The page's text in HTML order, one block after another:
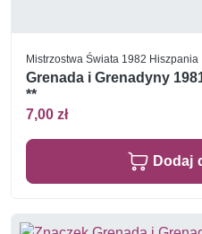
Mistrzostwa Świata 1982 Hiszpania
Grenada i Grenadyny
**
7,00 zł
Dodaj